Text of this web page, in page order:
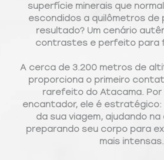
superfície minerais que
escondidos a quilômetros de
resultado? Um cenário
contrastes e perfeito para
A cerca de 3.200 metros de
proporciona o primeiro
rarefeito do Atacama. Por
encantador, ele é estratégico:
da sua viagem, ajudando na
preparando seu corpo para
mais intensas.